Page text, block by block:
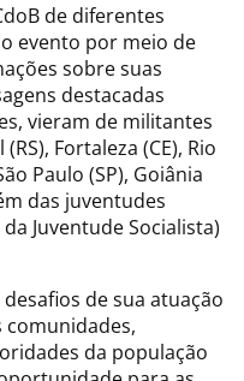
de diferentes
evento por meio de
sobre suas
destacadas
vieram de militantes
Fortaleza (CE), Rio
Paulo (SP), Goiânia
das juventudes
Juventude Socialista)
de sua atuação
comunidades,
da população